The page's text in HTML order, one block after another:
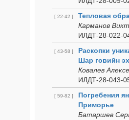
[ 22-42 ]
Тепловая
Карманов
ИЛДТ-28-022-
[ 43-58 ]
Раскопки
Шар говийн
Ковалев
ИЛДТ-28-043-
[ 59-82 ]
Погребения
Приморье
Батаршев